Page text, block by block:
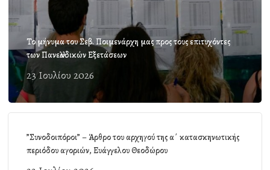
Το μήνυμα του Σεβ. Ποιμενάρχη μας προς τους επιτυχόντες
των Πανελλαδικών Εξετάσεων
23 Ιουλίου 2026
”Συνοδοιπόροι” – Άρθρο του αρχηγού της α΄ κατασκηνωτικής
περιόδου αγοριών, Ευάγγελου Θεοδώρου